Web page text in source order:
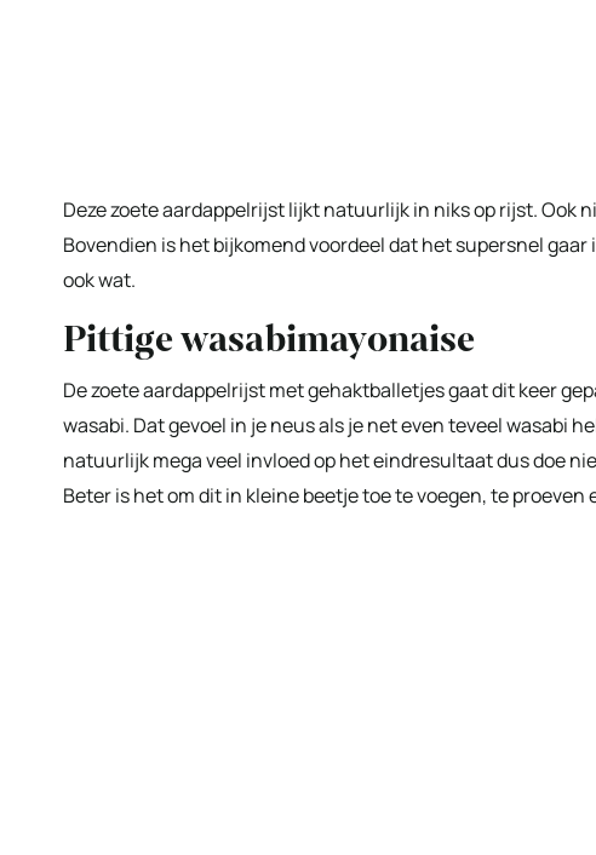
Deze zoete aardappelrijst lijkt natuurlijk in niks op rijst. Ook
Bovendien is het bijkomend voordeel dat het supersnel
ook wat.
Pittige wasabimayonaise
De zoete aardappelrijst met gehaktballetjes gaat dit keer
wasabi. Dat gevoel in je neus als je net even teveel wasabi
natuurlijk mega veel invloed op het eindresultaat dus doe
Beter is het om dit in kleine beetje toe te voegen, te proeven